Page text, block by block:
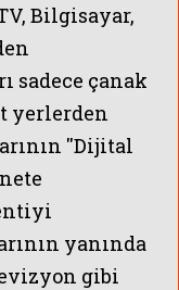
Bilgisayar,
sadece çanak
yerlerden
''Dijital
yanında
gibi